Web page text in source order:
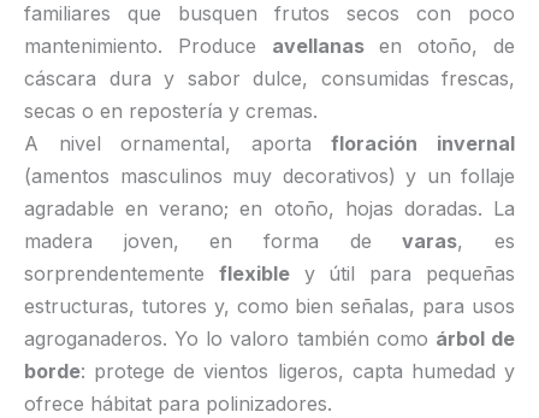
familiares que busquen frutos secos con poco
mantenimiento. Produce avellanasen otoño, de
cáscara dura y sabor dulce, consumidas frescas,
secas o en repostería y cremas.
A nivel ornamental, aportafloración invernal
(amentos masculinos muy decorativos) y un follaje
agradable en verano; en otoño, hojas doradas. La
madera joven, en forma devaras, es
sorprendentemente flexibley útil para pequeñas
estructuras, tutores y, como bien señalas, para usos
agroganaderos. Yo lo valoro también como árbol de
borde: protege de vientos ligeros, capta humedad y
ofrece hábitat para polinizadores.